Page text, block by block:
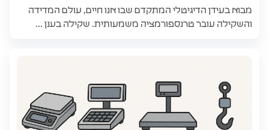
מבוא בעידן הדיגיטלי המתקדם שבו אנו חיים, עולם המדידה
והשקילה עובר טרנספורמציה משמעותית. שקילה בענן ...